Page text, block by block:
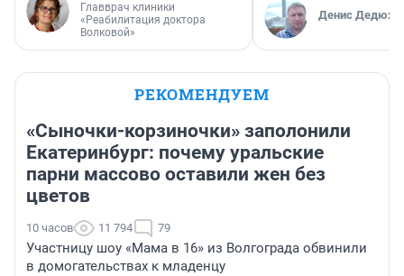
Главврач клиники
«Реабилитация доктора
Волковой»
Денис
РЕКОМЕНДУЕМ
«Сыночки-корзиночки» заполонили
Екатеринбург: почему уральские
парни массово оставили жен без
цветов
10 часов 11 794 79
Участницу шоу «Мама в 16» из Волгограда обвинили
в домогательствах к младенцу